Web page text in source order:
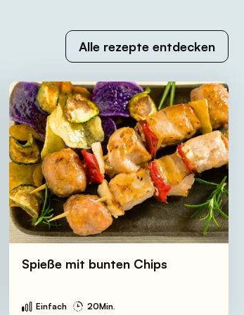
Alle rezepte entdecken
Spieße mit bunten Chips
Einfach 20Min.